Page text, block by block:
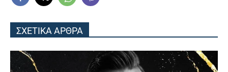
ΣΧΕΤΙΚΑ ΑΡΘΡΑ